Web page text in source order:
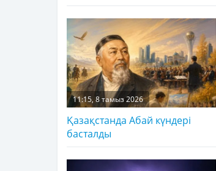
11:15, 8 тамыз 2026
Қазақстанда Абай күндері
басталды